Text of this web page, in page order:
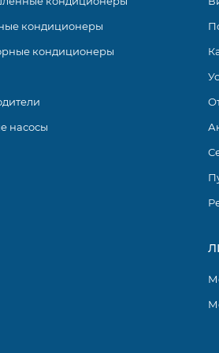
систем от бренда Haier.
предпочтения и обеспечивает
сочетается с любым
кондиционеры
кондиционеры
насосы